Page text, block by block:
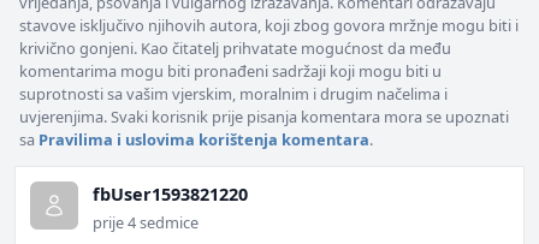
stavove isključivo njihovih autora, koji zbog govora mržnje mogu biti i
krivično gonjeni. Kao čitatelj prihvatate mogućnost da među
komentarima mogu biti pronađeni sadržaji koji mogu biti u
suprotnosti sa vašim vjerskim, moralnim i drugim načelima i
uvjerenjima. Svaki korisnik prije pisanja komentara mora se upoznati
sa Pravilima i uslovima korištenja komentara.
fbUser1593821220
prije 4 sedmice